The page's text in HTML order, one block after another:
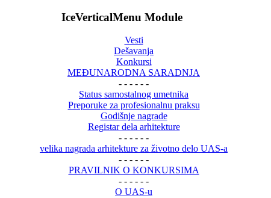
IceVerticalMenu Module
Vesti
Dešavanja
Konkursi
MEĐUNARODNA SARADNJA
- - - - - -
Status samostalnog umetnika
Preporuke za profesionalnu praksu
Godišnje nagrade
Registar dela arhitekture
- - - - - -
velika nagrada arhitekture za životno delo UAS-a
- - - - - -
PRAVILNIK O KONKURSIMA
- - - - - -
O UAS-u